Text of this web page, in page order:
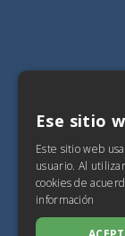
Ese sitio
Este sitio web
usuario. Al
cookies de
información